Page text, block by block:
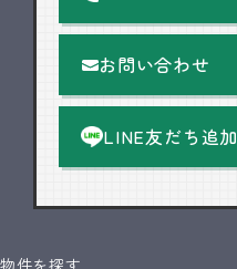
お問い合わせ
LINE友だち追加
物件を探す